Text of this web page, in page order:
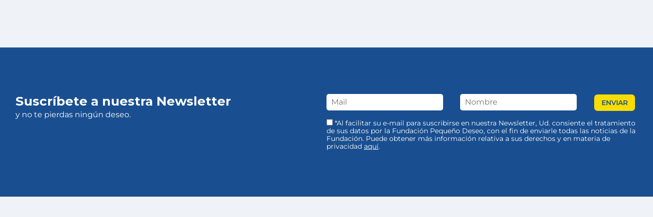
Suscríbete a nuestra Newsletter
y no te pierdas ningún deseo.
*Al facilitar su e-mail para suscribirse en nuestra Newsletter, Ud. consiente el tratamiento
de sus datos por la Fundación Pequeño Deseo, con el fin de enviarle todas las noticias de la
Fundación. Puede obtener más información relativa a sus derechos y en materia de
privacidad aquí.